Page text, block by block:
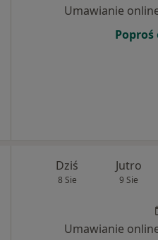
Umawianie
Dziś
8 Sie
Jutro
9 Sie
Umawianie